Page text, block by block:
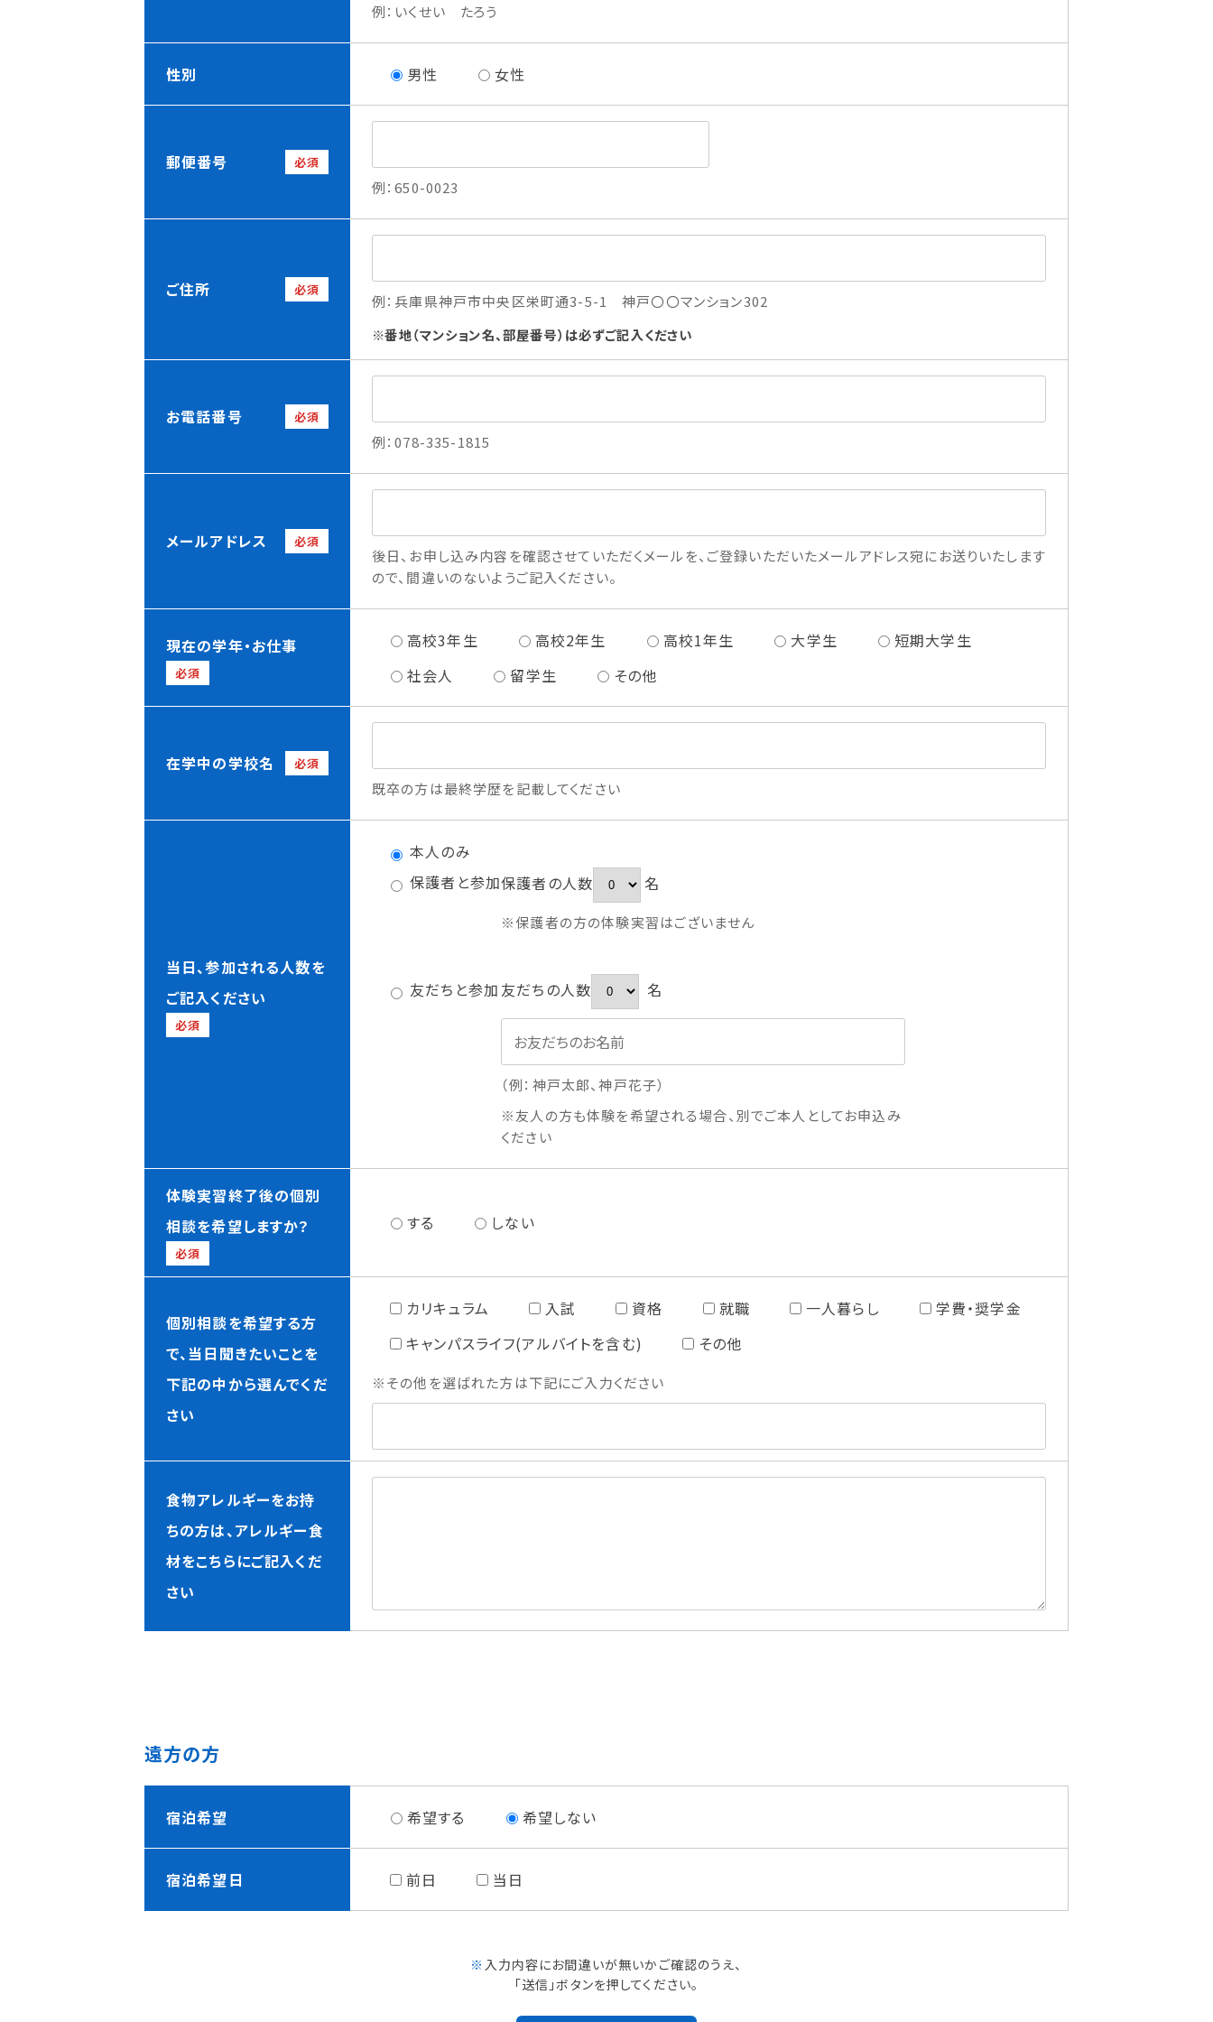
例：いくせい たろう
性別 男性 女性
郵便番号 必須
例：650-0023
ご住所 必須
例：兵庫県神戸市中央区栄町通3-5-1 神戸〇〇マンション302
番地（マンション名、部屋番号）は必ずご記入ください
お電話番号 必須
例：078-335-1815
メールアドレス 必須
後日、お申し込み内容を確認させていただくメールを、ご登録いただいたメールアドレス宛にお送りいたします
ので、間違いのないようご記入ください。
現在の学年・お仕事
必須
高校3年生 高校2年生 高校1年生 大学生
短期大学生
社会人
留学生 その他
在学中の学校名 必須
既卒の方は最終学歴を記載してください
当日、参加される人数を
ご記入ください
必須
本人のみ
保護者と参加
友だちと参加
保護者の人数 名
※保護者の方の体験実習はございません
友だちの人数 名
（例：神戸太郎、神戸花子）
※友人の方も体験を希望される場合、別でご本人としてお申込み
ください
体験実習終了後の個別
相談を希望しますか？
必須
する しない
個別相談を希望する方
で、当日聞きたいことを
下記の中から選んでくだ
さい
カリキュラム 入試 資格 就職 一人暮らし
学費・奨学金
キャンパスライフ(アルバイトを含む)
その他
※その他を選ばれた方は下記にご入力ください
食物アレルギーをお持
ちの方は、アレルギー食
材をこちらにご記入くだ
さい
遠方の方
宿泊希望 希望する 希望しない
宿泊希望日 前日 当日
※ 入力内容にお間違いが無いかご確認のうえ、
「送信」ボタンを押してください。